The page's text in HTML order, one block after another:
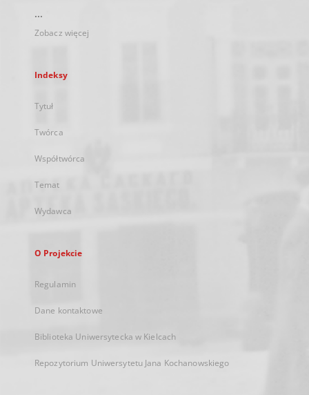
...
Zobacz więcej
Indeksy
Tytuł
Twórca
Współtwórca
Temat
Wydawca
O Projekcie
Regulamin
Dane kontaktowe
Biblioteka Uniwersytecka w Kielcach
Repozytorium Uniwersytetu Jana Kochanowskiego